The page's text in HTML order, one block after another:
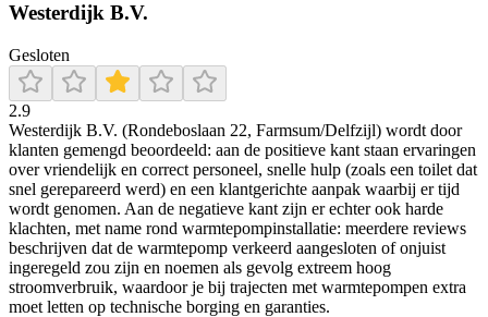
Westerdijk B.V.
Gesloten
2.9
Westerdijk B.V. (Rondeboslaan 22, Farmsum/Delfzijl) wordt door
klanten gemengd beoordeeld: aan de positieve kant staan ervaringen
over vriendelijk en correct personeel, snelle hulp (zoals een toilet dat
snel gerepareerd werd) en een klantgerichte aanpak waarbij er tijd
wordt genomen. Aan de negatieve kant zijn er echter ook harde
klachten, met name rond warmtepompinstallatie: meerdere reviews
beschrijven dat de warmtepomp verkeerd aangesloten of onjuist
ingeregeld zou zijn en noemen als gevolg extreem hoog
stroomverbruik, waardoor je bij trajecten met warmtepompen extra
moet letten op technische borging en garanties.